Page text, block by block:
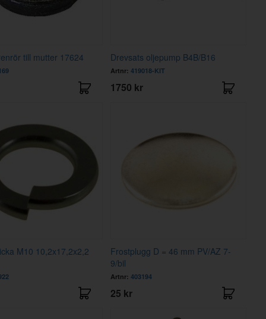
till mutter 17624 Drevsats oljepump B4B/B16
Artnr:419018-KIT
1750 kr
M10 10,2x17,2x2,2
Frostplugg D = 46 mm PV/AZ 7-
9/bil
Artnr:403194
25 kr